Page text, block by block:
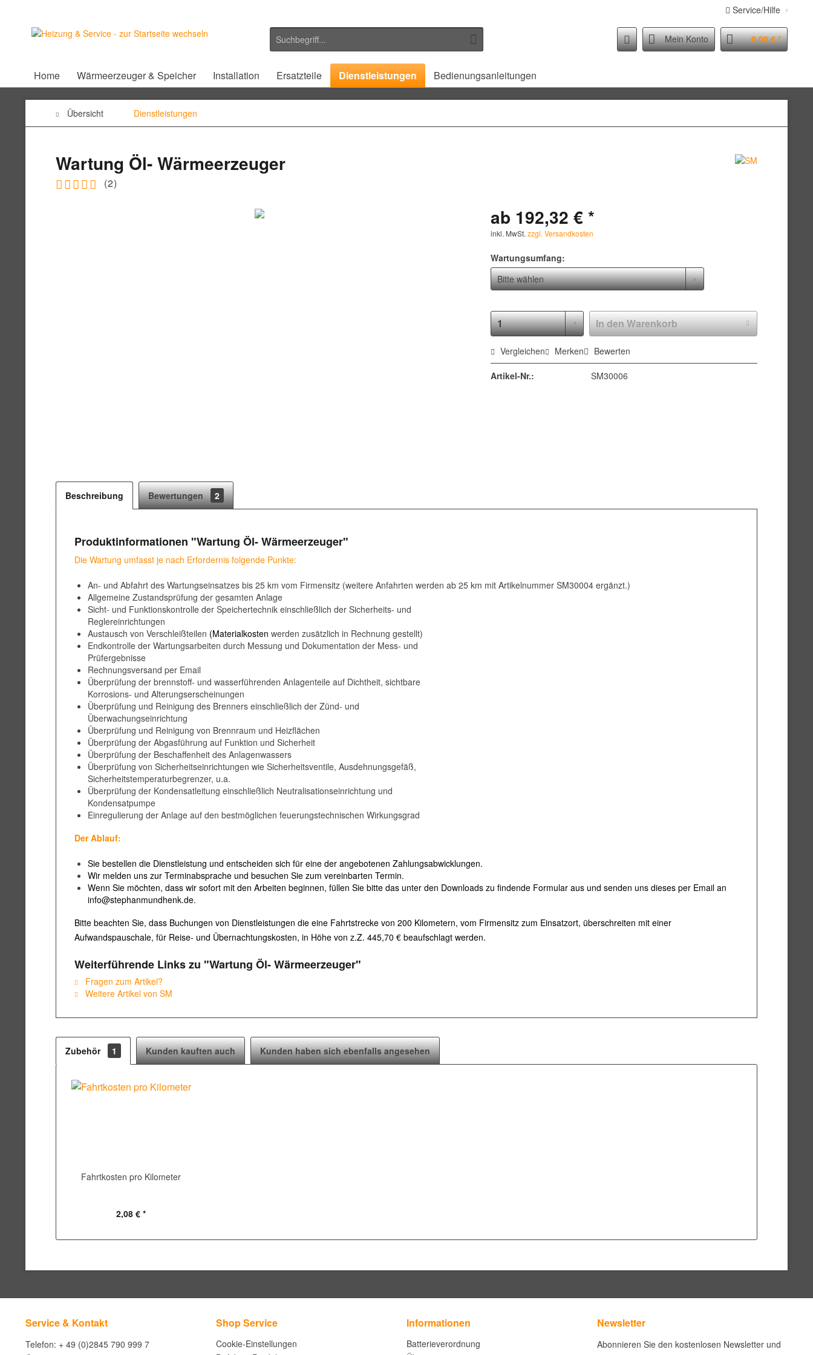
Service/Hilfe
Mein Konto 0,00 € *
Home Wärmeerzeuger & Speicher Installation Ersatzteile Dienstleistungen Bedienungsanleitungen
Übersicht Dienstleistungen
Wartung Öl- Wärmeerzeuger
(2)
ab 192,32 € *
inkl. MwSt.zzgl. Versandkosten
Wartungsumfang:
In denWarenkorb
Vergleichen Merken Bewerten
Artikel-Nr.: SM30006
Beschreibung Bewertungen 2
Produktinformationen "Wartung Öl- Wärmeerzeuger"
Die Wartung umfasst je nach Erfordernis folgende Punkte:
An- und Abfahrt des Wartungseinsatzes bis 25 km vom Firmensitz (weitere Anfahrten werden ab 25 km mit Artikelnummer SM30004 ergänzt.)
Allgemeine Zustandsprüfung der gesamten Anlage
Sicht- und Funktionskontrolle der Speichertechnik einschließlich der Sicherheits- und
Reglereinrichtungen
Austausch von Verschleißteilen (Materialkosten werden zusätzlich in Rechnung gestellt)
Endkontrolle der Wartungsarbeiten durch Messung und Dokumentation der Mess- und
Prüfergebnisse
Rechnungsversand per Email
Überprüfung der brennstoff- und wasserführenden Anlagenteile auf Dichtheit, sichtbare
Korrosions- und Alterungserscheinungen
Überprüfung und Reinigung des Brenners einschließlich der Zünd- und
Überwachungseinrichtung
Überprüfung und Reinigung von Brennraum und Heizflächen
Überprüfung der Abgasführung auf Funktion und Sicherheit
Überprüfung der Beschaffenheit des Anlagenwassers
Überprüfung von Sicherheitseinrichtungen wie Sicherheitsventile, Ausdehnungsgefäß,
Sicherheitstemperaturbegrenzer, u.a.
Überprüfung der Kondensatleitung einschließlich Neutralisationseinrichtung und
Kondensatpumpe
Einregulierung der Anlage auf den bestmöglichen feuerungstechnischen Wirkungsgrad
Der Ablauf:
Sie bestellen die Dienstleistung und entscheiden sich für eine der angebotenen Zahlungsabwicklungen.
Wir melden uns zur Terminabsprache und besuchen Sie zum vereinbarten Termin.
Wenn Sie möchten, dass wir sofort mit den Arbeiten beginnen, füllen Sie bitte das unter den Downloads zu findende Formular aus und senden uns dieses per Email an
info@stephanmundhenk.de.
Bitte beachten Sie, dass Buchungen von Dienstleistungen die eine Fahrtstrecke von 200 Kilometern, vom Firmensitz zum Einsatzort, überschreiten mit einer
Aufwandspauschale, für Reise- und Übernachtungskosten, in Höhe von z.Z. 445,70 € beaufschlagt werden.
Weiterführende Links zu "Wartung Öl- Wärmeerzeuger"
Fragen zum Artikel?
Weitere Artikel von SM
Zubehör 1 Kunden kauften auch Kunden haben sich ebenfalls angesehen
Fahrtkosten pro Kilometer
2,08 € *
Service & Kontakt
Telefon: + 49 (0)2845 790 999 7
Shop Service
Cookie-Einstellungen
Informationen
Batterieverordnung
Newsletter
Abonnieren Sie den kostenlosen Newsletter und